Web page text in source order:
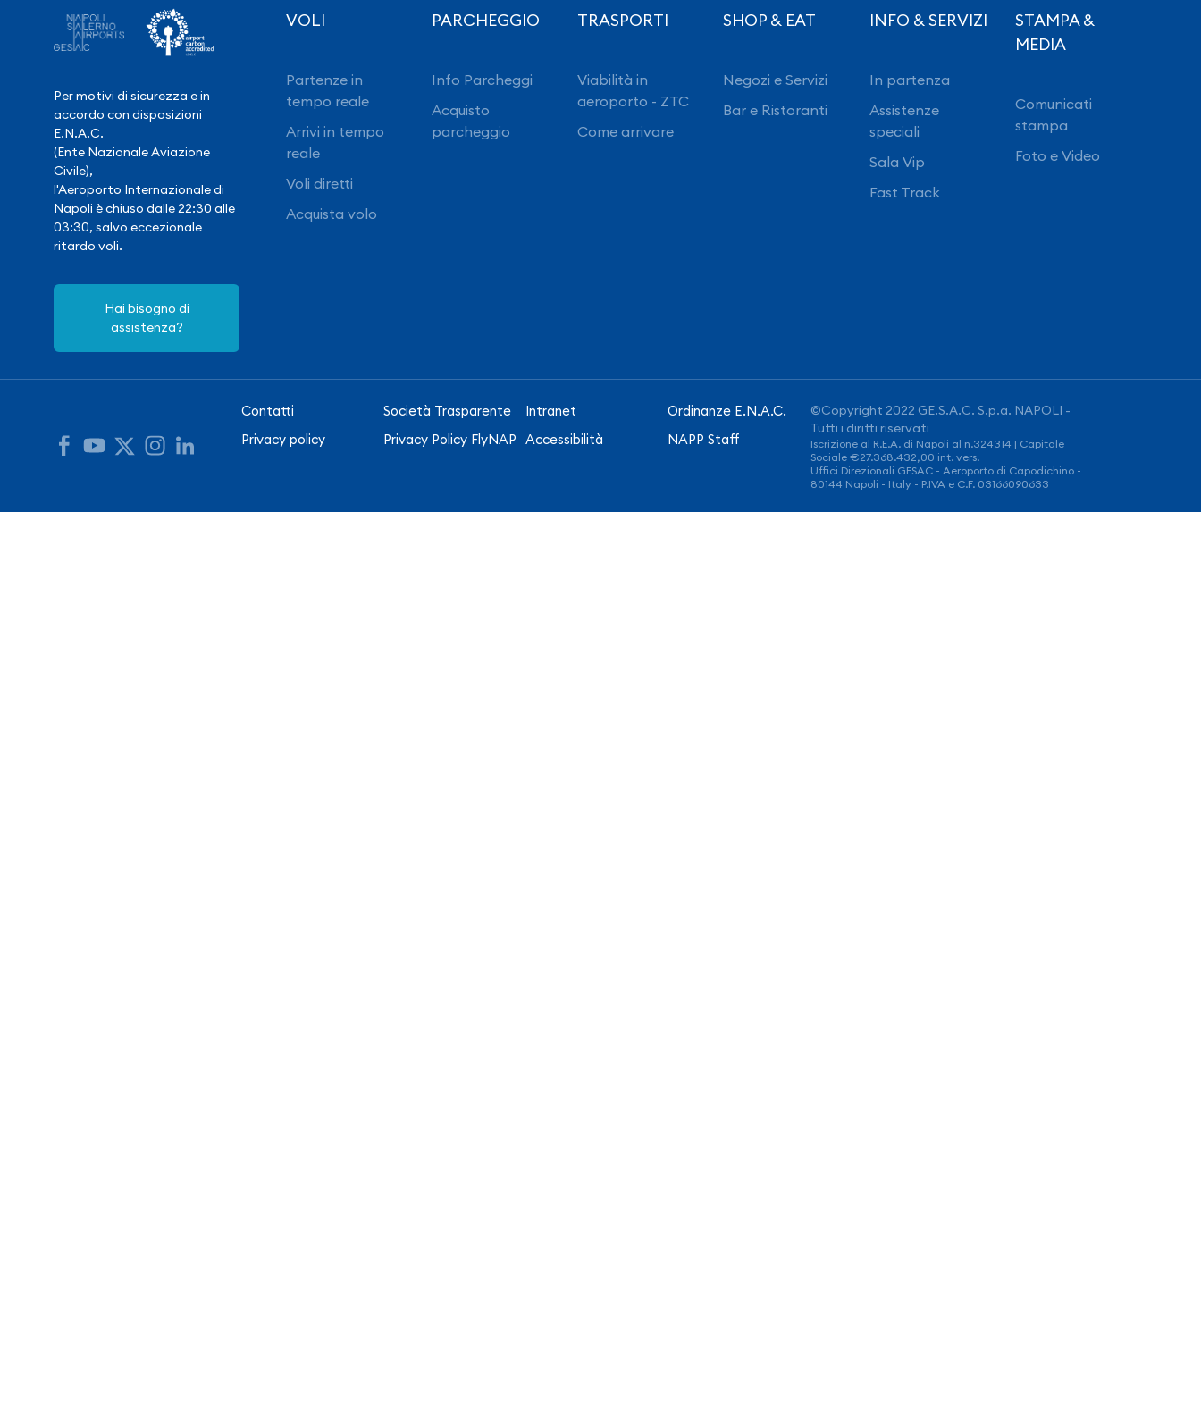
Per motivi di sicurezza e in
accordo con disposizioni
E.N.A.C.
(Ente Nazionale Aviazione
Civile),
l'Aeroporto Internazionale di
Napoli è chiuso dalle 22:30 alle
03:30, salvo eccezionale
ritardo voli.
Hai bisogno di
assistenza?
VOLI
Partenze in
tempo reale
Arrivi in tempo
reale
Voli diretti
Acquista volo
PARCHEGGIO
Info Parcheggi
Acquisto
parcheggio
TRASPORTI
Viabilità in
aeroporto - ZTC
Come arrivare
SHOP & EAT
Negozi e Servizi
Bar e Ristoranti
INFO & SERVIZI
In partenza
Assistenze
speciali
Sala Vip
Fast Track
STAMPA &
MEDIA
Comunicati
stampa
Foto e Video
Contatti Società Trasparente Intranet
Ordinanze E.N.A.C.
Privacy policy
Privacy Policy FlyNAP Accessibilità NAPP Staff
©Copyright 2022 GE.S.A.C. S.p.a. NAPOLI -
Tutti i diritti riservati
Iscrizione al R.E.A. di Napoli al n.324314 | Capitale
Sociale €27.368.432,00 int. vers.
Uffici Direzionali GESAC - Aeroporto di Capodichino -
80144 Napoli - Italy - P.IVA e C.F. 03166090633